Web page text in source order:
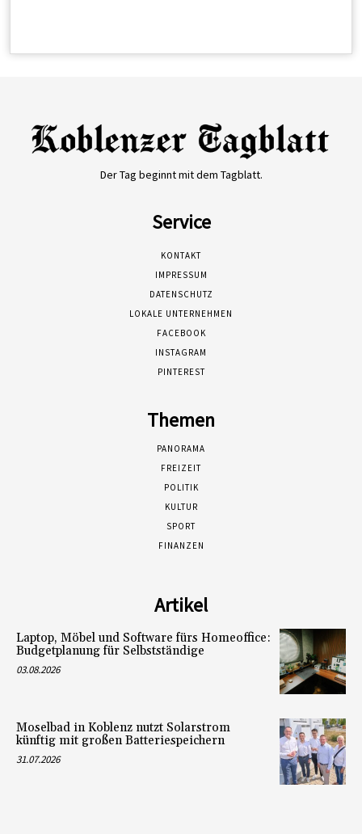
Der Tag beginnt mit dem Tagblatt.
Service
KONTAKT
IMPRESSUM
DATENSCHUTZ
LOKALE UNTERNEHMEN
FACEBOOK
INSTAGRAM
PINTEREST
Themen
PANORAMA
FREIZEIT
POLITIK
KULTUR
SPORT
FINANZEN
Artikel
Laptop, Möbel und Software fürs Homeoffice:
Budgetplanung für Selbstständige
03.08.2026
Moselbad in Koblenz nutzt Solarstrom
künftig mit großen Batteriespeichern
31.07.2026